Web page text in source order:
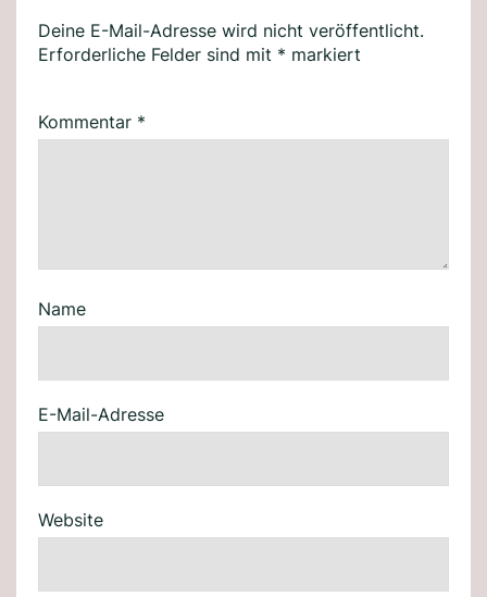
Deine E-Mail-Adresse wird nicht veröffentlicht.
Erforderliche Felder sind mit * markiert
Kommentar *
Name
E-Mail-Adresse
Website